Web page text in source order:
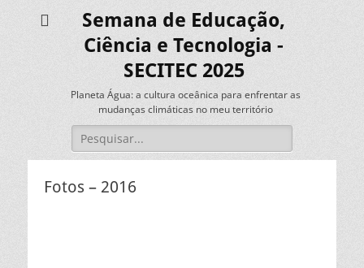
Semana de Educação,
Ciência e Tecnologia -
SECITEC 2025
Planeta Água: a cultura oceânica para enfrentar as
mudanças climáticas no meu território
Pesquisar
por:
Fotos – 2016